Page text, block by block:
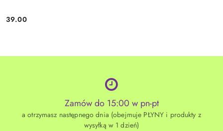
Cena:
39.00
Zamów do 15:00 w pn-pt
a otrzymasz następnego dnia (obejmuje PŁYNY i produkty z
wysyłką w 1 dzień)